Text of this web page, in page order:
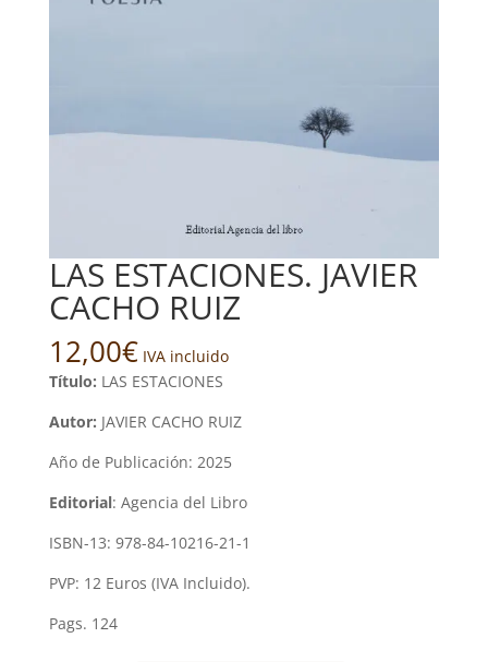
LAS ESTACIONES. JAVIER
CACHO RUIZ
12,00€ IVA incluido
Título: LAS ESTACIONES
Autor: JAVIER CACHO RUIZ
Año de Publicación: 2025
Editorial: Agencia del Libro
ISBN-13: 978-84-10216-21-1
PVP: 12 Euros (IVA Incluido).
Pags. 124